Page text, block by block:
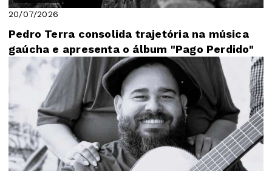
20/07/2026
Pedro Terra consolida trajetória na música
gaúcha e apresenta o álbum "Pago Perdido"